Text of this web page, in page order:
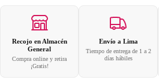
Recojo en Almacén
General
Compra online y retira
¡Gratis!
Envío a Lima
Tiempo de entrega de 1 a 2
días hábiles